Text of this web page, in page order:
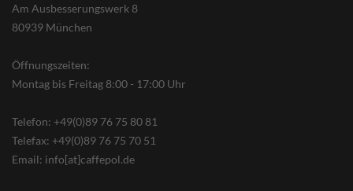
Am Ausbesserungswerk 8
80939 München
Öffnungszeiten:
Montag bis Freitag 8:00 - 17:00 Uhr
Telefon: +49(0)89 76 75 80 81
Telefax: +49(0)89 76 75 70 51
Email: info[at]caffepol.de